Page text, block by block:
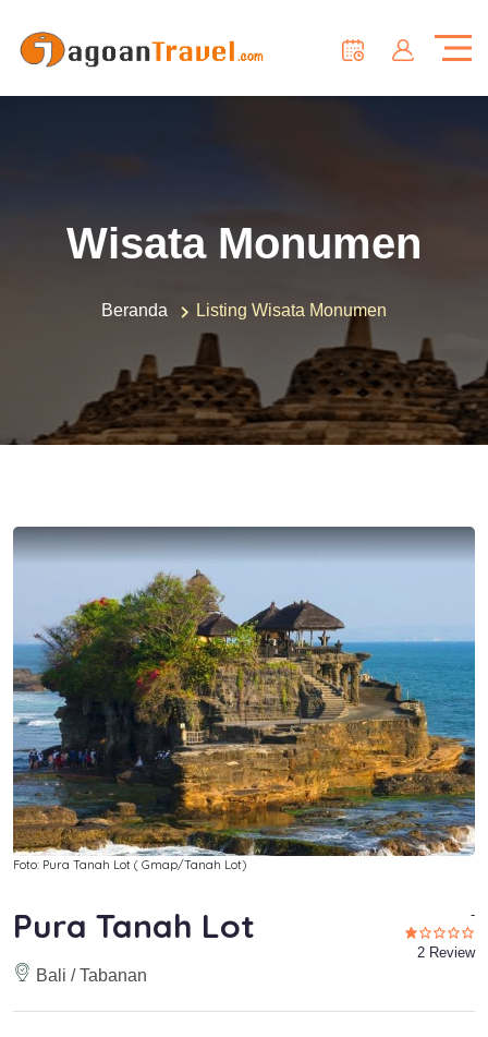
Wisata Monumen
Beranda Listing Wisata Monumen
Foto: Pura Tanah Lot ( Gmap/Tanah Lot)
Pura Tanah Lot
Bali / Tabanan
-
2 Review